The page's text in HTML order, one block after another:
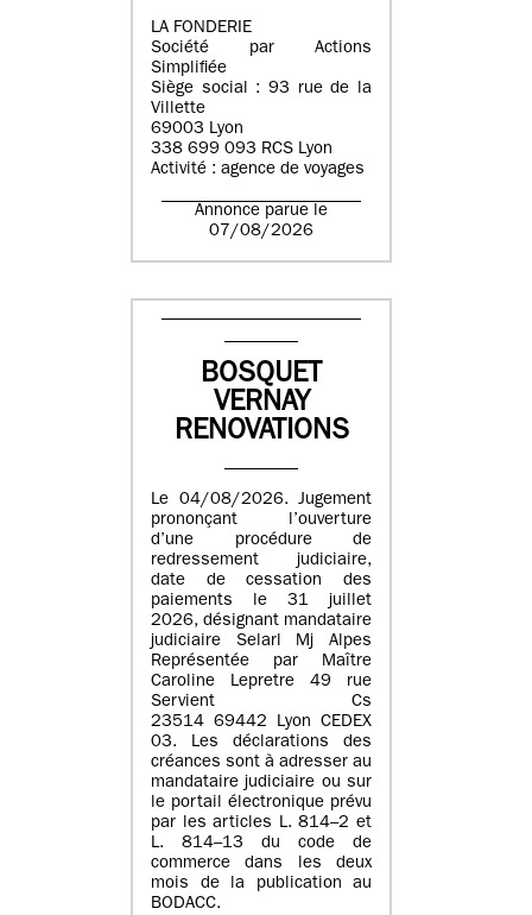
LA FONDERIE
Société par Actions
Simplifiée
Siège social : 93 rue de la
Villette
69003 Lyon
338 699 093 RCS Lyon
Activité : agence de voyages
Annonce parue le
07/08/2026
BOSQUET
VERNAY
RENOVATIONS
Le 04/08/2026. Jugement
prononçant l’ouverture
d’une procédure de
redressement judiciaire,
date de cessation des
paiements le 31 juillet
2026, désignant mandataire
judiciaire Selarl Mj Alpes
Représentée par Maître
Caroline Lepretre 49 rue
Servient Cs
23514 69442 Lyon CEDEX
03. Les déclarations des
créances sont à adresser au
mandataire judiciaire ou sur
le portail électronique prévu
par les articles L. 814–2 et
L. 814–13 du code de
commerce dans les deux
mois de la publication au
BODACC.